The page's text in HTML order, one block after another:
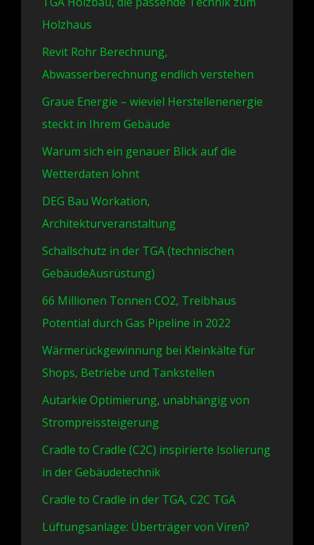
Holzhaus
Revit Rohr Berechnung,
Abwasserberechnung endlich verstehen
Graue Energie – wieviel Herstellenenergie
steckt in Ihrem Gebäude
Warum sich ein genauer Blick auf die
Wetterdaten lohnt
DEG Bau Workation,
Architekturveranstaltung
Schallschutz in der TGA (technischen
GebäudeAusrüstung)
66 Millionen Tonnen CO2, Treibhaus
Potential durch Gas Pipeline in 2022
Wärmerückgewinnung bei Kleinkälte für
Shops, Betriebe und Tankstellen
Autarkie Optimierung, unabhängig von
Strompreissteigerung
Cradle to Cradle (C2C) inspirierte Isolierung
in der Gebäudetechnik
Cradle to Cradle in der TGA, C2C TGA
Lüftungsanlage: Überträger von Viren?